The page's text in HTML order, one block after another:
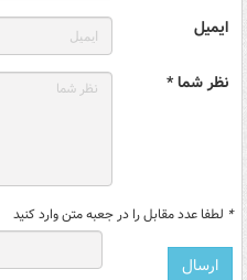
ایمیل
نظر شما *
* لطفا عدد مقابل را در جعبه متن وارد کنید